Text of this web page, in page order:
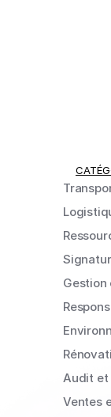
Gestion
Audit et
Ventes